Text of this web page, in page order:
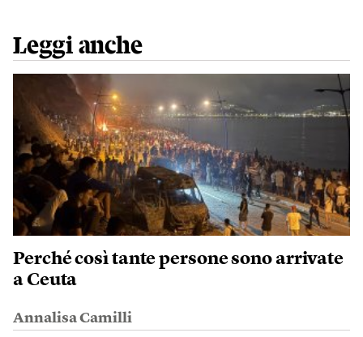
Leggi anche
Perché così tante persone sono arrivate
a Ceuta
Annalisa Camilli